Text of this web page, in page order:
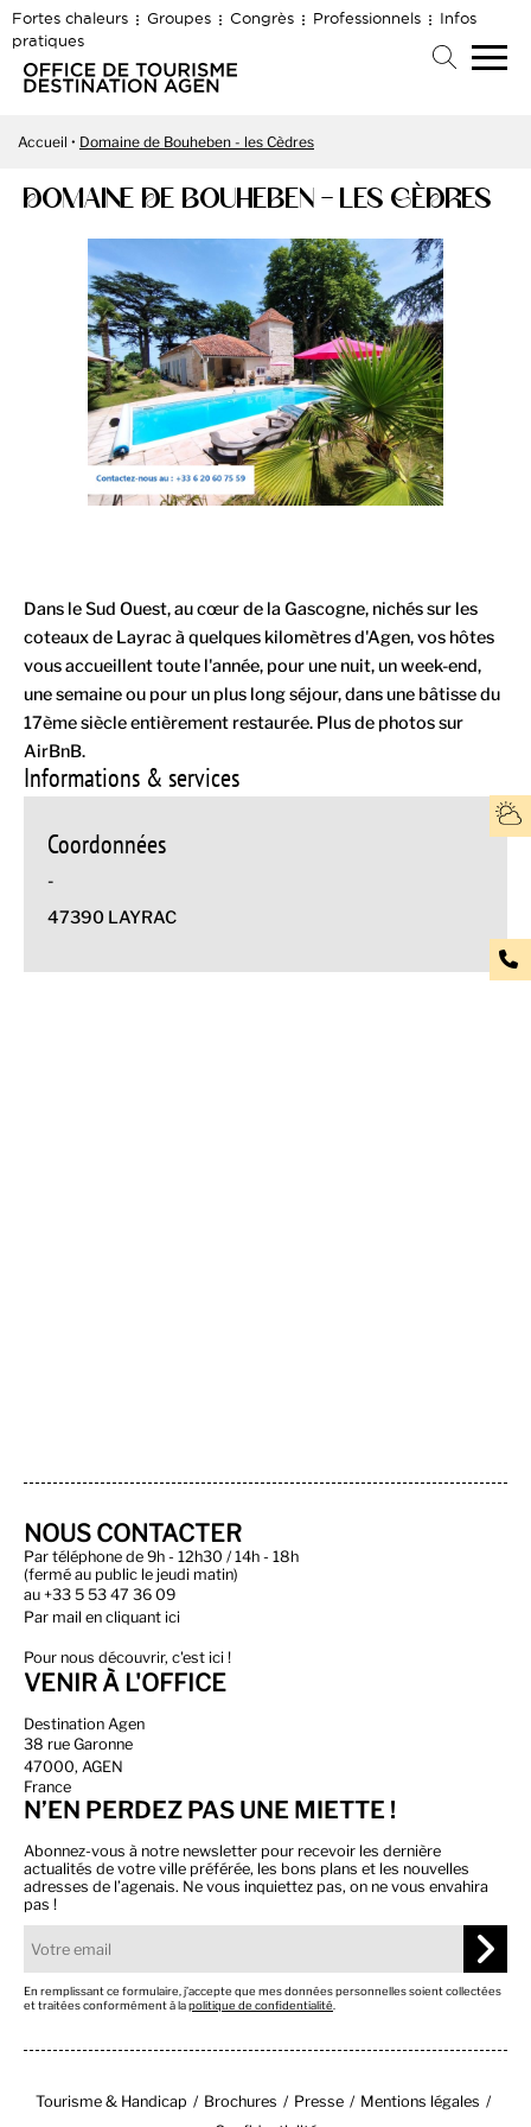
Fortes chaleurs Groupes Congrès Professionnels
Infos
pratiques
Accueil Domaine de Bouheben - les Cèdres
DOMAINE DE BOUHEBEN - LES CÈDRES
Dans le Sud Ouest, au cœur de la Gascogne, nichés sur les
coteaux de Layrac à quelques kilomètres d'Agen, vos hôtes
vous accueillent toute l'année, pour une nuit, un week-end,
une semaine ou pour un plus long séjour, dans une bâtisse du
17ème siècle entièrement restaurée. Plus de photos sur
AirBnB.
Informations & services
Coordonnées
-
47390 LAYRAC
NOUS CONTACTER
Par téléphone de 9h - 12h30 / 14h - 18h
(fermé au public le jeudi matin)
au +33 5 53 47 36 09
Par mail en cliquant ici
Pour nous découvrir, c'est ici !
VENIR À L'OFFICE
Destination Agen
38 rue Garonne
47000, AGEN
France
N’EN PERDEZ PAS UNE MIETTE !
Abonnez-vous à notre newsletter pour recevoir les dernière
actualités de votre ville préférée, les bons plans et les nouvelles
adresses de l’agenais. Ne vous inquiettez pas, on ne vous envahira
pas !
En remplissant ce formulaire, j’accepte que mes données personnelles soient collectées
et traitées conformément à lapolitique de confidentialité
Tourisme & Handicap Brochures Presse
Mentions légales